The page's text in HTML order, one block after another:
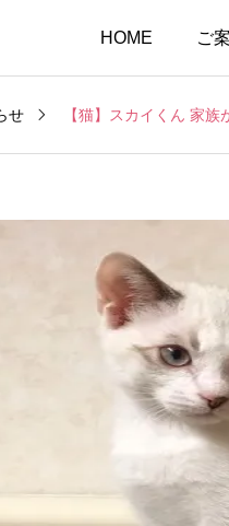
HOME ご
せ 【猫】スカイくん 家族